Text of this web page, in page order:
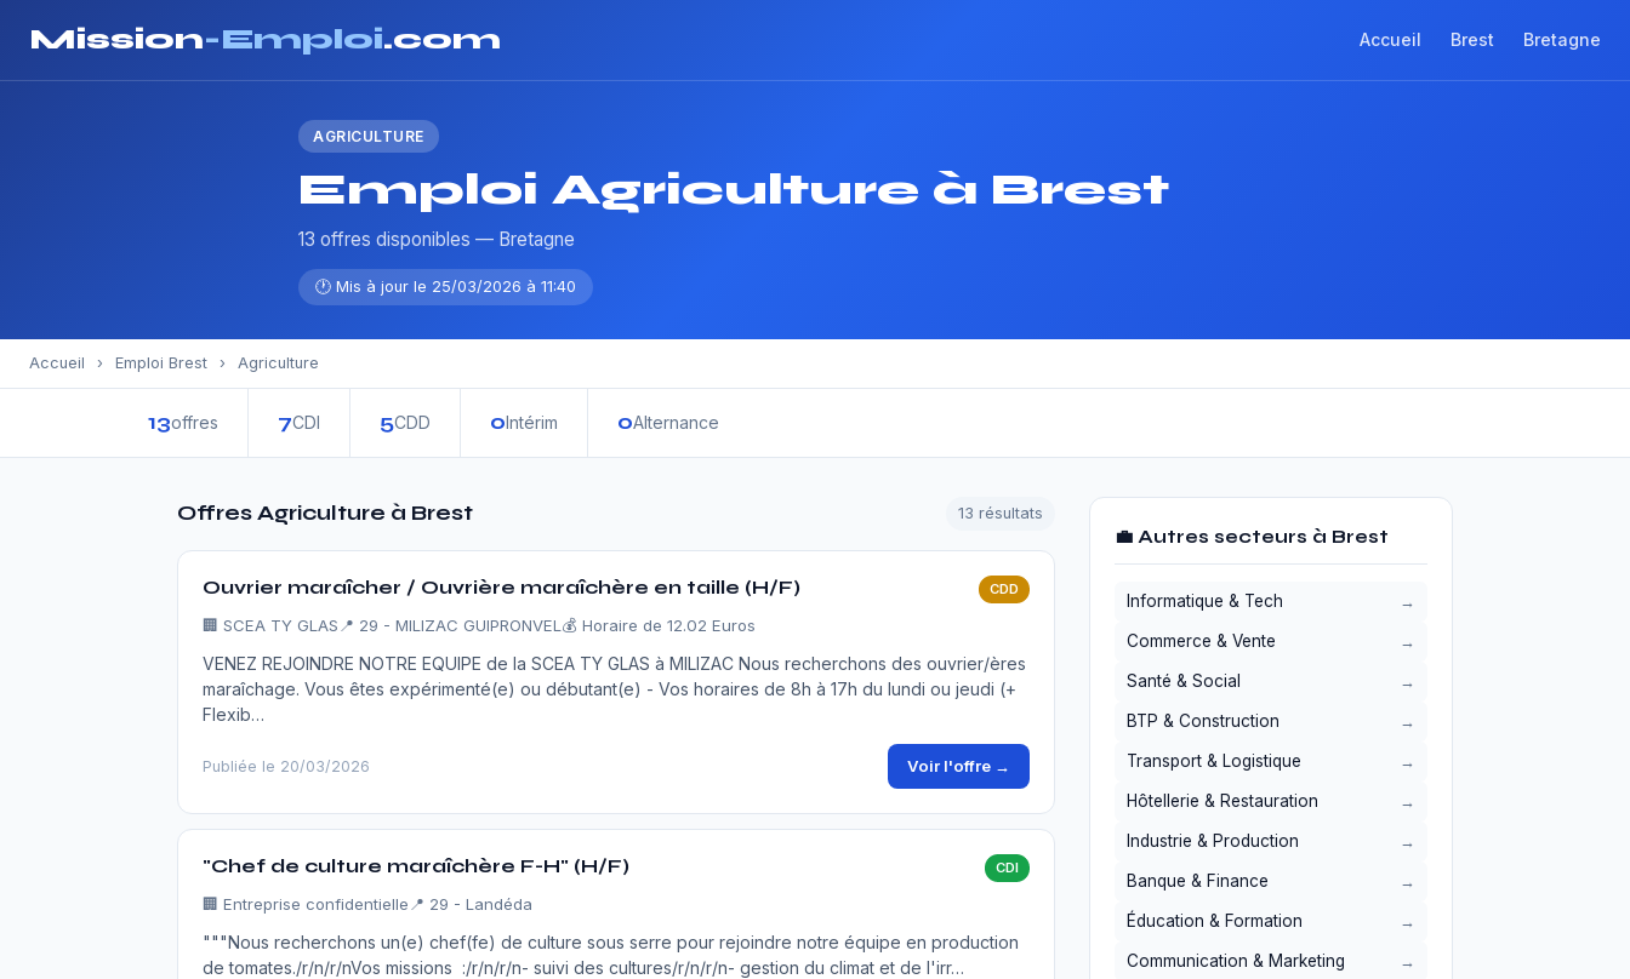
Mission-Emploi.com Accueil Brest Bretagne
AGRICULTURE
Emploi Agriculture à Brest
13 offres disponibles — Bretagne
🕐 Mis à jour le 25/03/2026 à 11:40
Accueil › Emploi Brest › Agriculture
13offres 7CDI 5CDD 0Intérim 0Alternance
Offres Agriculture à Brest 13 résultats
Ouvrier maraîcher / Ouvrière maraîchère en taille (H/F) CDD
🏢 SCEA TY GLAS 📍 29 - MILIZAC GUIPRONVEL 💰 Horaire de 12.02 Euros
VENEZ REJOINDRE NOTRE EQUIPE de la SCEA TY GLAS à MILIZAC Nous recherchons des ouvrier/ères
maraîchage. Vous êtes expérimenté(e) ou débutant(e) - Vos horaires de 8h à 17h du lundi ou jeudi (+
Flexib…
Publiée le 20/03/2026 Voir l'offre →
"Chef de culture maraîchère F-H" (H/F) CDI
🏢 Entreprise confidentielle 📍 29 - Landéda
"""Nous recherchons un(e) chef(fe) de culture sous serre pour rejoindre notre équipe en production
de tomates./r/n/r/nVos missions :/r/n/r/n- suivi des cultures/r/n/r/n- gestion du climat et de l'irr…
💼 Autres secteurs à Brest
Informatique & Tech
Commerce & Vente
Santé & Social
BTP & Construction
Transport & Logistique
Hôtellerie & Restauration
Industrie & Production
Banque & Finance
Éducation & Formation
Communication & Marketing